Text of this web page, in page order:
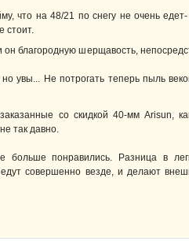
что на 48/21 по снегу не очень
стоит.
благородную шерщавость,
увы... Не потрогать теперь пыль
со скидкой 40-мм Arisun,
так давно.
понравились. Разница в
совершенно везде, и делают